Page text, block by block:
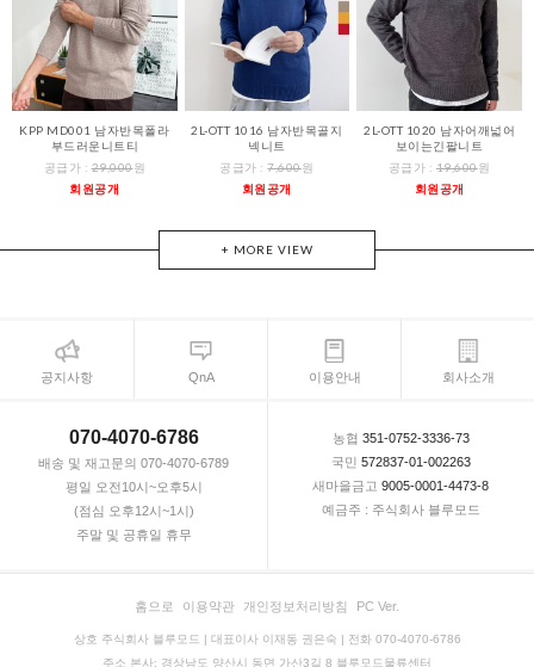
KPP MD001 남자반목폴라
부드러운니트티
공급가 :29,000원
회원공개
2L-OTT 1016 남자반목골지
넥니트
공급가 :7,600원
회원공개
2L-OTT 1020 남자어깨넓어
보이는긴팔니트
공급가 : 19,600원
회원공개
+ MORE VIEW
공지사항 QnA 이용안내 회사소개
070-4070-6786
배송 및 재고문의 070-4070-6789
평일 오전10시~오후5시
(점심 오후12시~1시)
주말 및 공휴일 휴무
농협 351-0752-3336-73
국민 572837-01-002263
새마을금고 9005-0001-4473-8
예금주 : 주식회사 블루모드
홈으로 이용약관 개인정보처리방침 PC Ver.
상호 주식회사 블루모드 | 대표이사 이재동 권은숙 | 전화 070-4070-6786
주소 본사: 경상남도 양산시 동면 가산3길 8 블루모드물류센터